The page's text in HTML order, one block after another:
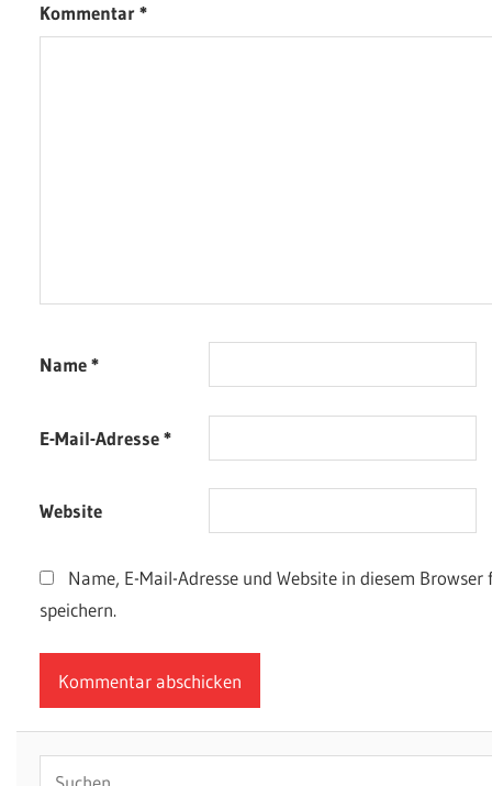
Kommentar*
Name*
E-Mail-Adresse*
Website
Name, E-Mail-Adresse und Website in diesem
speichern.
Suchen